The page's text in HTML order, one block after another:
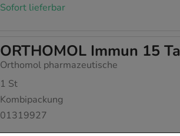
Sofort lieferbar
ORTHOMOL Immun 15
Orthomol pharmazeutische
1 St
Kombipackung
01319927